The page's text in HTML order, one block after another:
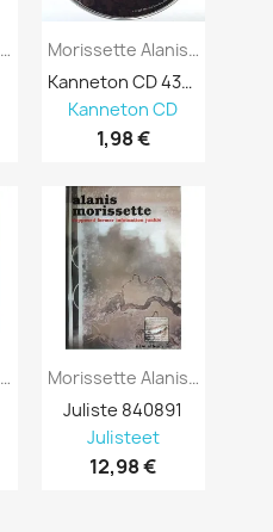
Morissette Alanis Käytetty CD Jagged...
Morissette Alanis: New Album Supposed:...
Morissette Alanis: Supposed Former...
Kanneton CD 436266
Kanneton CD
1,98 €
Morissette Alanis: Supposed Former:...
Juliste 840891
Julisteet
12,98 €